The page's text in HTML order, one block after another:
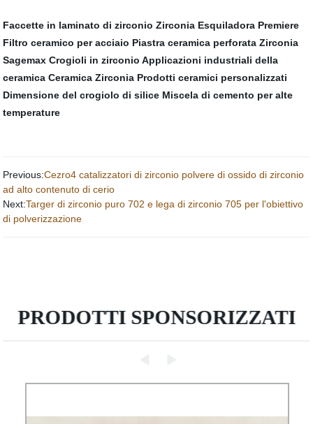
Faccette in laminato di zirconio Zirconia Esquiladora Premiere
Filtro ceramico per acciaio Piastra ceramica perforata Zirconia
Sagemax Crogioli in zirconio Applicazioni industriali della
ceramica Ceramica Zirconia Prodotti ceramici personalizzati
Dimensione del crogiolo di silice Miscela di cemento per alte
temperature
Previous:Cezro4 catalizzatori di zirconio polvere di ossido di zirconio
ad alto contenuto di cerio
Next:Targer di zirconio puro 702 e lega di zirconio 705 per l'obiettivo
di polverizzazione
PRODOTTI SPONSORIZZATI